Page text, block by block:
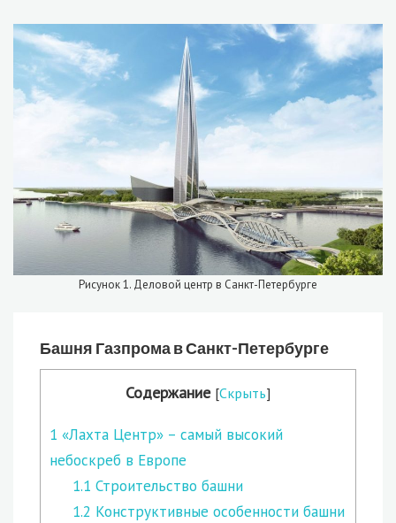
Рисунок 1. Деловой центр в Санкт-Петербурге
Башня Газпрома в Санкт-Петербурге
Содержание [Скрыть]
1 «Лахта Центр» – самый высокий
небоскреб в Европе
1.1 Строительство башни
1.2 Конструктивные особенности башни